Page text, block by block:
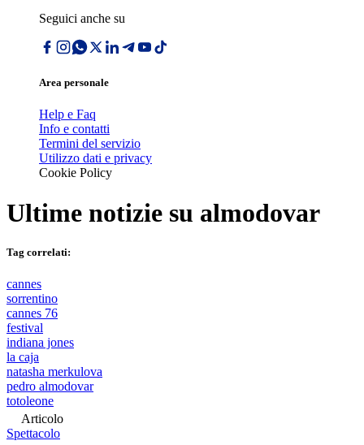
Seguici anche su
Area personale
Help e Faq
Info e contatti
Termini del servizio
Utilizzo dati e privacy
Cookie Policy
Ultime notizie su almodovar
Tag correlati:
cannes
sorrentino
cannes 76
festival
indiana jones
la caja
natasha merkulova
pedro almodovar
totoleone
Articolo
Spettacolo